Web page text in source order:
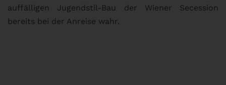
auffälligen Jugendstil-Bau der Wiener Secession
bereits bei der Anreise wahr.